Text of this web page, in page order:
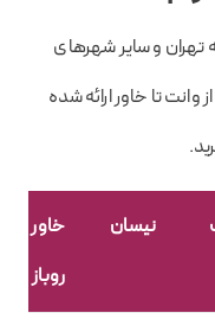
تهران و سایر شهرهای
وانت تا خاور ارائه شده
نیسان
خاور
روباز